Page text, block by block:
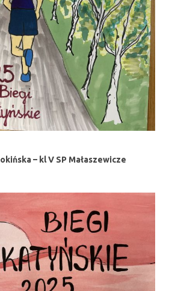
– kl V SP Małaszewicze